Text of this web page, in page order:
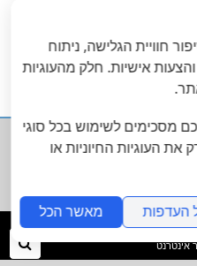
הבא : Roles,
חוויית הגלישה, ניתוח
אישיות. חלק מהעוגיות
מסכימים לשימוש בכל סוגי
את העוגיות החיוניות או
העדפות מאשר הכל